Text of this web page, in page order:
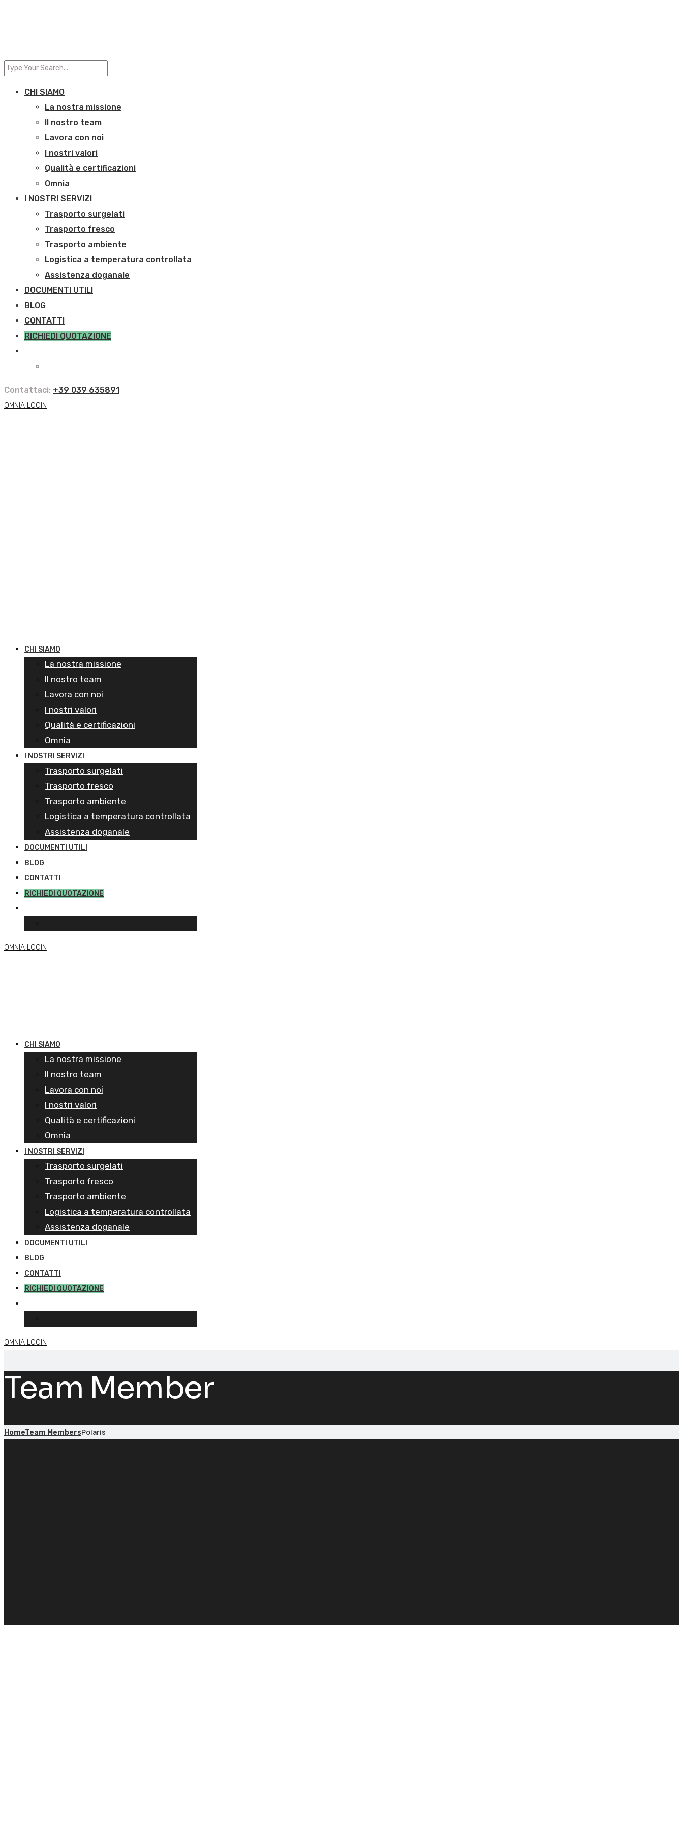
CHI SIAMO
La nostra missione
Il nostro team
Lavora con noi
I nostri valori
Qualità e certificazioni
Omnia
I NOSTRI SERVIZI
Trasporto surgelati
Trasporto fresco
Trasporto ambiente
Logistica a temperatura controllata
Assistenza doganale
DOCUMENTI UTILI
BLOG
CONTATTI
RICHIEDI QUOTAZIONE
Contattaci: +39 039 635891
OMNIA LOGIN
CHI SIAMO
La nostra missione
Il nostro team
Lavora con noi
I nostri valori
Qualità e certificazioni
Omnia
I NOSTRI SERVIZI
Trasporto surgelati
Trasporto fresco
Trasporto ambiente
Logistica a temperatura controllata
Assistenza doganale
DOCUMENTI UTILI
BLOG
CONTATTI
RICHIEDI QUOTAZIONE
OMNIA LOGIN
CHI SIAMO
La nostra missione
Il nostro team
Lavora con noi
I nostri valori
Qualità e certificazioni
Omnia
I NOSTRI SERVIZI
Trasporto surgelati
Trasporto fresco
Trasporto ambiente
Logistica a temperatura controllata
Assistenza doganale
DOCUMENTI UTILI
BLOG
CONTATTI
RICHIEDI QUOTAZIONE
OMNIA LOGIN
Team Member
HomeTeam MembersPolaris